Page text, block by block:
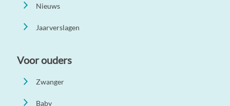
Nieuws
Jaarverslagen
Voor ouders
Zwanger
Baby